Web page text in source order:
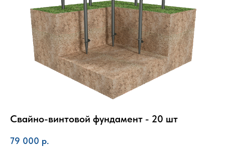
Свайно-винтовой фундамент - 20 шт
79 000 р.